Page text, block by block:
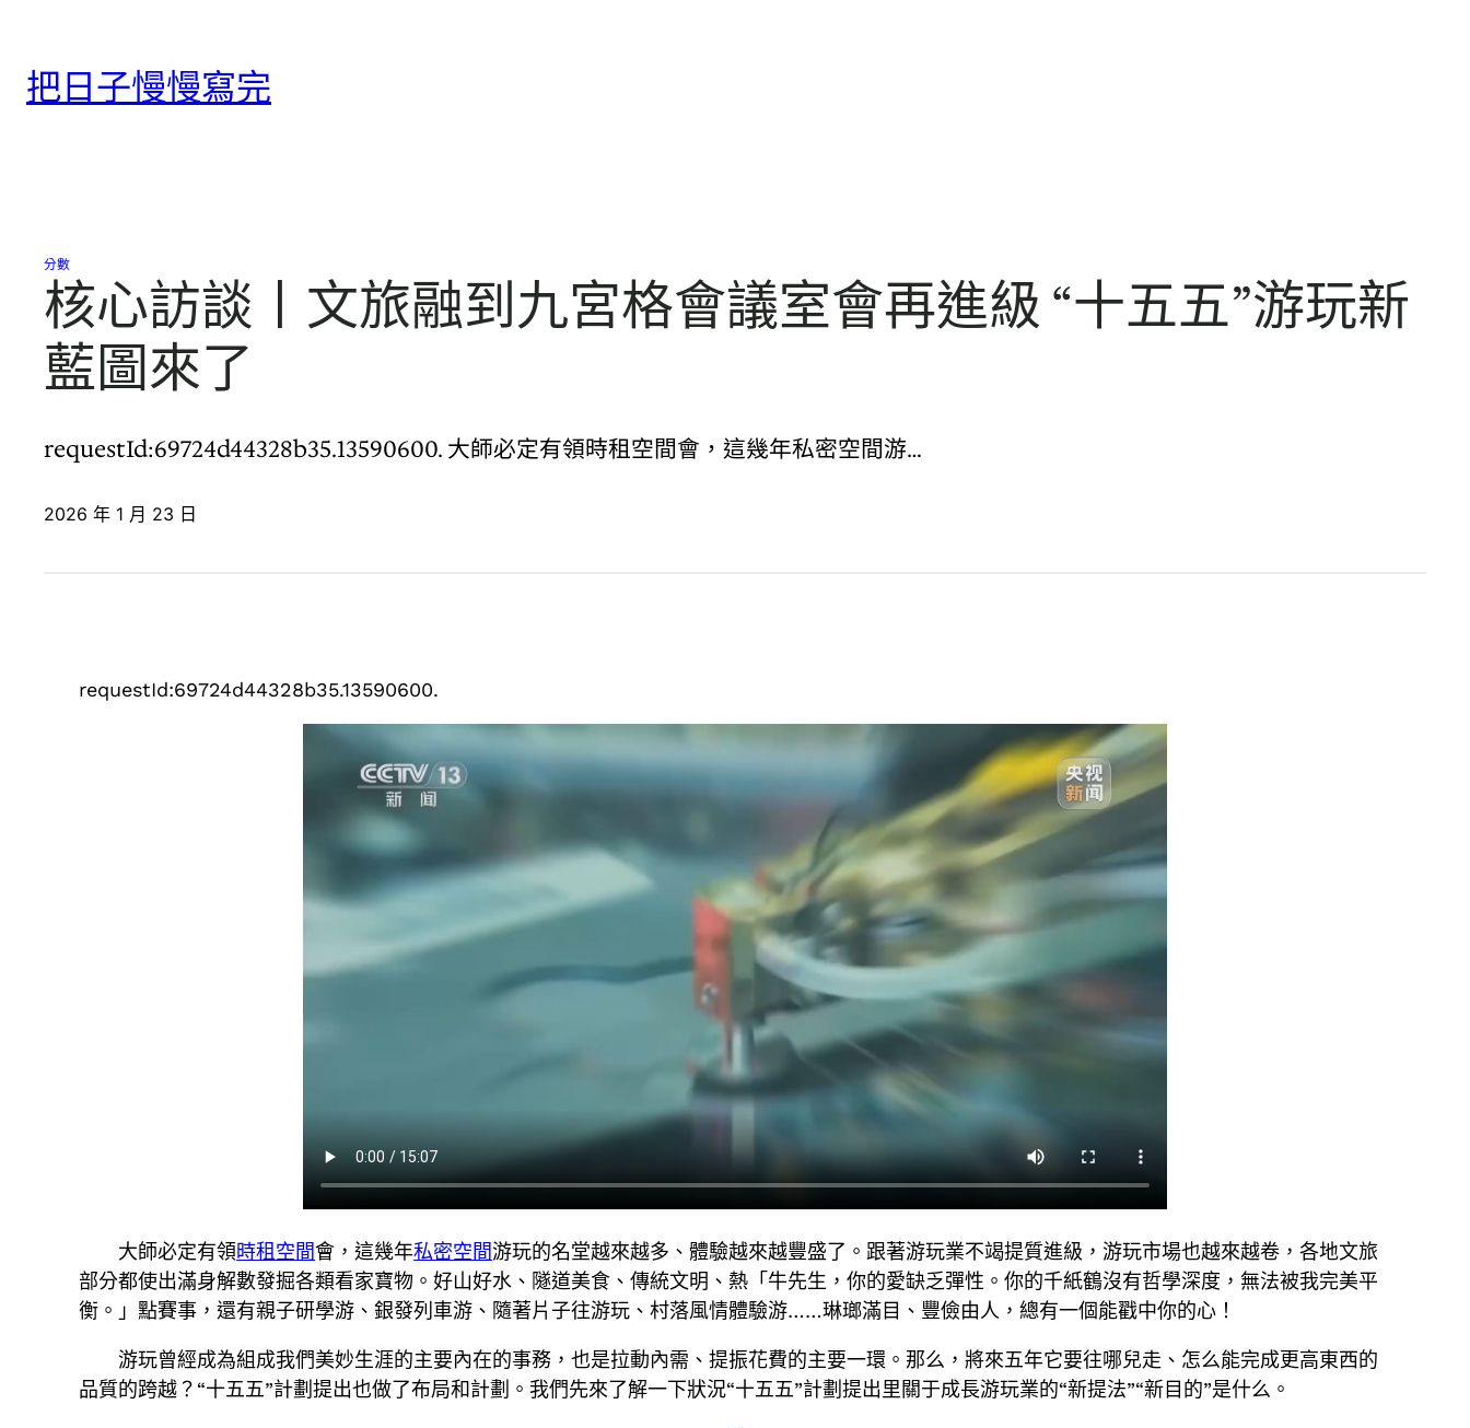
把日子慢慢寫完
分數
核心訪談丨文旅融到九宮格會議室會再進級 “十五五”游玩新
藍圖來了
requestId:69724d44328b35.13590600. 大師必定有領時租空間會，這幾年私密空間游…
2026 年 1 月 23 日
requestId:69724d44328b35.13590600.
大師必定有領時租空間會，這幾年私密空間游玩的名堂越來越多、體驗越來越豐盛了。跟著游玩業不竭提質進級，游玩市場也越來越卷，各地文旅
部分都使出滿身解數發掘各類看家寶物。好山好水、隧道美食、傳統文明、熱「牛先生，你的愛缺乏彈性。你的千紙鶴沒有哲學深度，無法被我完美平
衡。」點賽事，還有親子研學游、銀發列車游、隨著片子往游玩、村落風情體驗游……琳瑯滿目、豐儉由人，總有一個能戳中你的心！
游玩曾經成為組成我們美妙生涯的主要內在的事務，也是拉動內需、提振花費的主要一環。那么，將來五年它要往哪兒走、怎么能完成更高東西的
品質的跨越？“十五五”計劃提出也做了布局和計劃。我們先來了解一下狀況“十五五”計劃提出里關于成長游玩業的“新提法”“新目的”是什么。